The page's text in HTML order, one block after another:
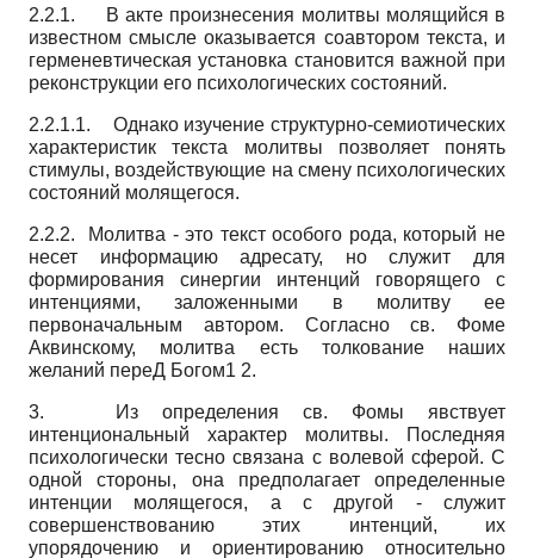
2.2.1. В акте произнесения молитвы молящийся в
известном смысле оказывается соавтором текста, и
герменевтическая установка становится важной при
реконструкции его психологических состояний.
2.2.1.1. Однако изучение структурно-семиотических
характеристик текста молитвы позволяет понять
стимулы, воздействующие на смену психологических
состояний молящегося.
2.2.2. Молитва - это текст особого рода, который не
несет информацию адресату, но служит для
формирования синергии интенций говорящего с
интенциями, заложенными в молитву ее
первоначальным автором. Согласно св. Фоме
Аквинскому, молитва есть толкование наших
желаний переД Богом1 2.
3. Из определения св. Фомы явствует
интенциональный характер молитвы. Последняя
психологически тесно связана с волевой сферой. С
одной стороны, она предполагает определенные
интенции молящегося, а с другой - служит
совершенствованию этих интенций, их
упорядочению и ориентированию относительно